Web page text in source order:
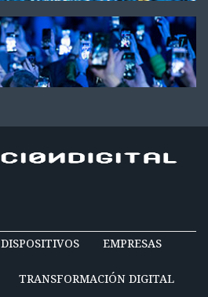
DISPOSITIVOS EMPRESAS
TRANSFORMACIÓN DIGITAL